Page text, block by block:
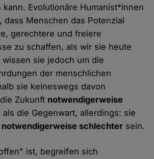
Evolutionäre Humanist*innen
dass Menschen das Potenzial
gerechtere und freiere
zu schaffen, als wir sie heute
sie jedoch um die
der menschlichen
sie keineswegs davon
Zukunft notwendigerweise
als die Gegenwart, allerdings: sie
notwendigerweise schlechter sein.
ist, begreifen sich